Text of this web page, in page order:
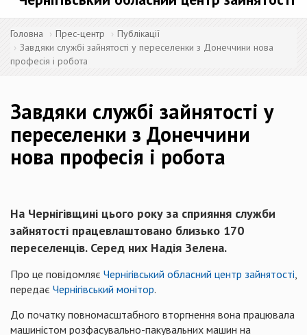
Головна Прес-центр
Публікації
Завдяки службі зайнятості у переселенки з Донеччини нова
професія і робота
Завдяки службі зайнятості у
переселенки з Донеччини
нова професія і робота
На Чернігівщині цього року за сприяння служби
зайнятості працевлаштовано близько 170
переселенців. Серед них Надія Зелена.
Про це повідомляє Чернігівський обласний центр зайнятості,
передає Чернігівський монітор.
До початку повномасштабного вторгнення вона працювала
машиністом розфасувально-пакувальних машин на